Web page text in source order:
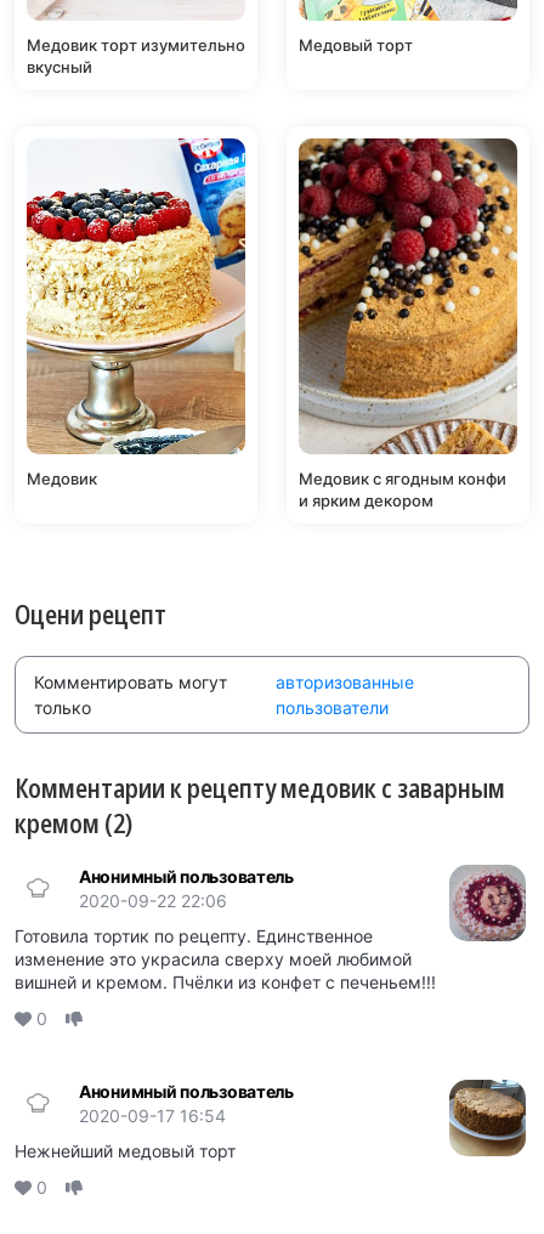
Медовик торт изумительно
вкусный
Медовый торт
Медовик
Медовик с ягодным конфи
и ярким декором
Оцени рецепт
Комментировать могут
только
авторизованные
пользователи
Комментарии к рецепту медовик с заварным
кремом (2)
Анонимный пользователь
2020-09-22 22:06
Готовила тортик по рецепту. Единственное
изменение это украсила сверху моей любимой
вишней и кремом. Пчёлки из конфет с печеньем!!!
0
Анонимный пользователь
2020-09-17 16:54
Нежнейший медовый торт
0